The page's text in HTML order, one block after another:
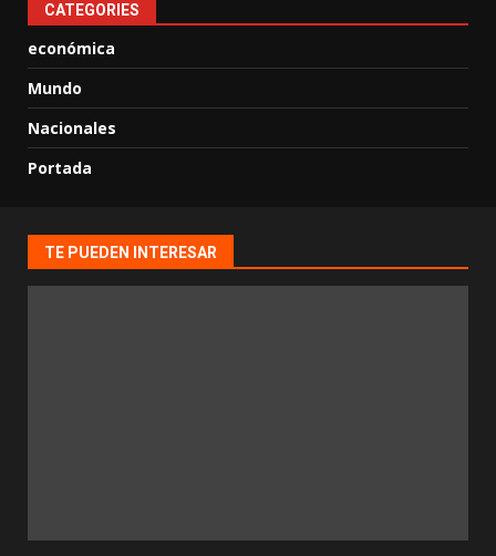
CATEGORIES
económica
Mundo
Nacionales
Portada
TE PUEDEN INTERESAR